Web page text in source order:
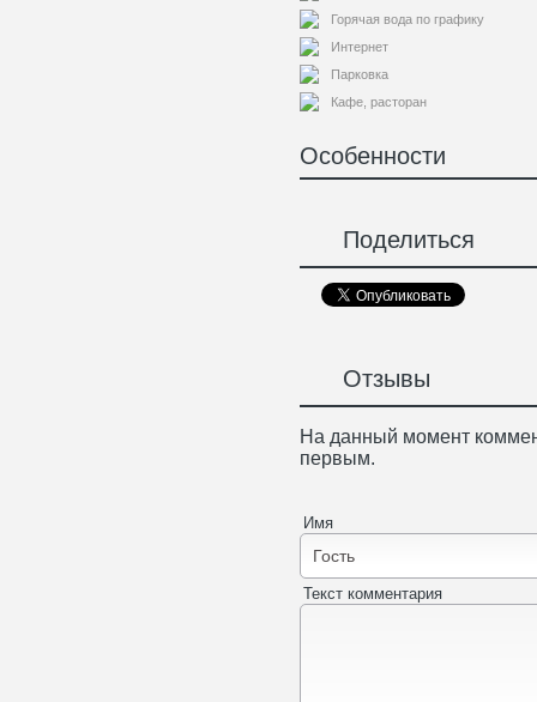
Горячая вода по графику
Интернет
Парковка
Кафе, расторан
Особенности
Поделиться
Отзывы
На данный момент
первым.
Имя
Текст комментария